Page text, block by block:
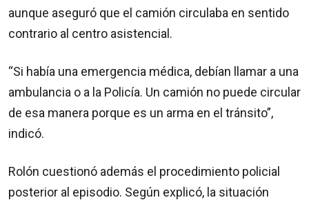
aunque aseguró que el camión circulaba en sentido
contrario al centro asistencial.
“Si había una emergencia médica, debían llamar a una
ambulancia o a la Policía. Un camión no puede circular
de esa manera porque es un arma en el tránsito”,
indicó.
Rolón cuestionó además el procedimiento policial
posterior al episodio. Según explicó, la situación